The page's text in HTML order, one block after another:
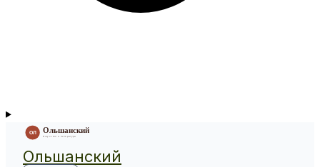
Ольшанский